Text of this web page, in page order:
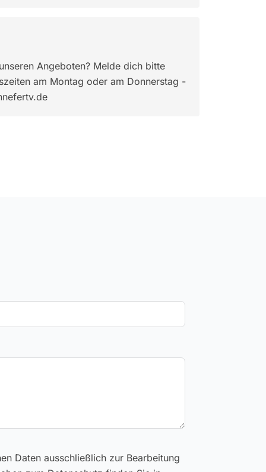
Angeboten? Melde dich bitte
am Montag oder am Donnerstag -
Daten ausschließlich zur Bearbeitung